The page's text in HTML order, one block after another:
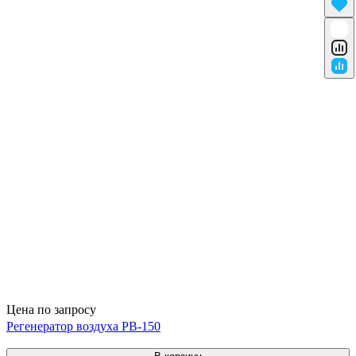
Цена по запросу
Регенератор воздуха РВ-150